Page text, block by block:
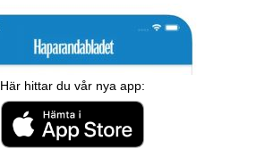
Här hittar du vår nya app: